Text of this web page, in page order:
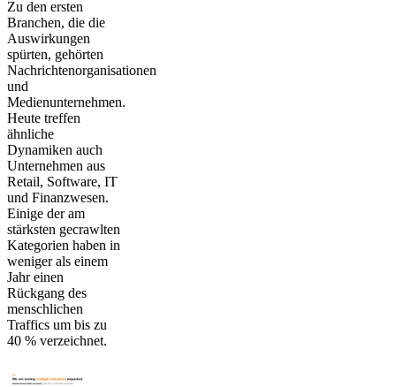
Zu den ersten
Branchen, die die
Auswirkungen
spürten, gehörten
Nachrichtenorganisationen
und
Medienunternehmen.
Heute treffen
ähnliche
Dynamiken auch
Unternehmen aus
Retail, Software, IT
und Finanzwesen.
Einige der am
stärksten gecrawlten
Kategorien haben in
weniger als einem
Jahr einen
Rückgang des
menschlichen
Traffics um bis zu
40 % verzeichnet.